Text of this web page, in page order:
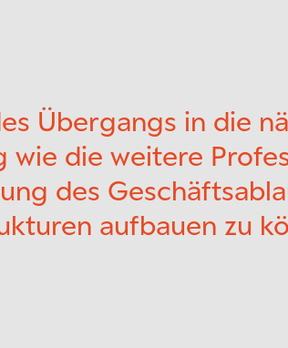
Übergangs in die
wie die weitere
des
aufbauen zu